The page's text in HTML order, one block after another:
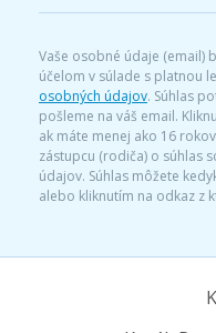
Vaše osobné údaje (email)
účelom v súlade s platnou
osobných údajov. Súhlas
pošleme na váš email.
ak máte menej ako 16
zástupcu (rodiča) o súhlas
údajov. Súhlas môžete
alebo kliknutím na odkaz z